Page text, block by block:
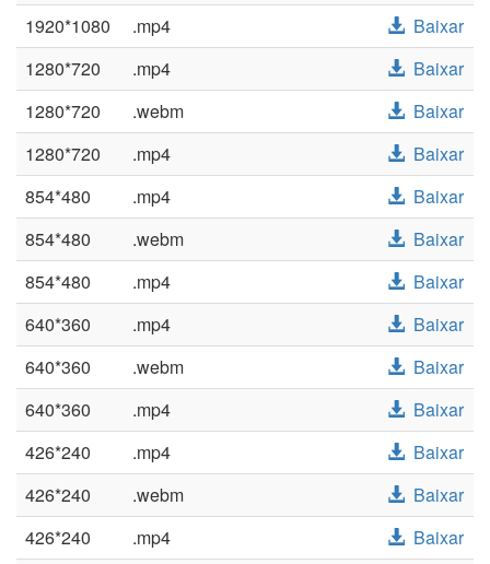
1920*1080
.mp4
Baixar
1280*720
.mp4
Baixar
1280*720
.webm
Baixar
1280*720
.mp4
Baixar
854*480
.mp4
Baixar
854*480
.webm
Baixar
854*480
.mp4
Baixar
640*360
.mp4
Baixar
640*360
.webm
Baixar
640*360
.mp4
Baixar
426*240
.mp4
Baixar
426*240
.webm
Baixar
426*240
.mp4
Baixar